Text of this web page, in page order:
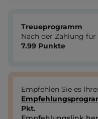
Treueprogramm
Nach der Zahlung
7.99 Punkte
Empfehlen Sie es
Pkt.